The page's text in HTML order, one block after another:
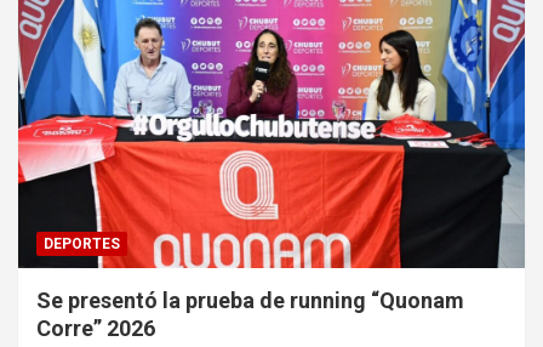
DEPORTES
Se presentó la prueba de running “Quonam
Corre” 2026